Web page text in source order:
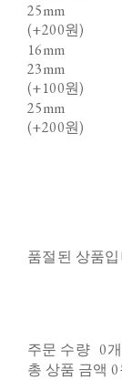
25mm
(+200원)
16mm
23mm
(+100원)
25mm
(+200원)
품절된 상품
주문 수량 0개
총 상품 금액 0